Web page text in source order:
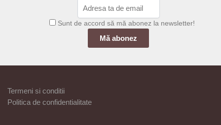
produsului.
produsului.
Sunt de accord să mă abonez la newsletter!
Termeni si conditii
Politica de confidentialitate